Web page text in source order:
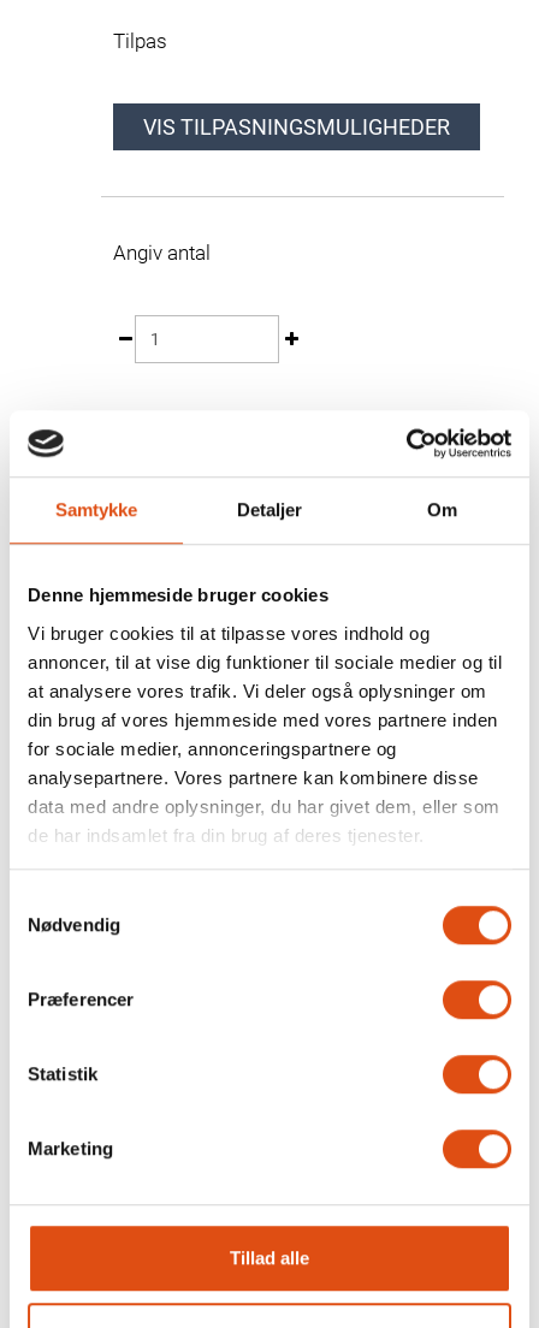
Samtykke Detaljer Om
Denne hjemmeside bruger cookies
Vi bruger cookies til at tilpasse vores indhold og
annoncer, til at vise dig funktioner til sociale medier og til
at analysere vores trafik. Vi deler også oplysninger om
din brug af vores hjemmeside med vores partnere inden
for sociale medier, annonceringspartnere og
analysepartnere. Vores partnere kan kombinere disse
data med andre oplysninger, du har givet dem, eller som
de har indsamlet fra din brug af deres tjenester.
Nødvendig
Præferencer
Statistik
Marketing
Tillad alle
Tilpas
VIS TILPASNINGSMULIGHEDER
Angiv antal
FØJ TIL MIT TILBUD
HVORNÅR FÅR JEG PRISEN?
Når vi har modtaget din tilbudsforespørgsel, så vil vores
rådgivere hurtigst muligt gå den igennem. Hvis alt er som
det skal være, så sender vi prisen til dig med det samme.
Ellers vil du blive kontaktet, så vi er sikre på, at dit tilbud er
præcis som du ønsker. Sådan får du det helt rigtige og
bedste tilbud!
Din uafhængige
vinduesekspert